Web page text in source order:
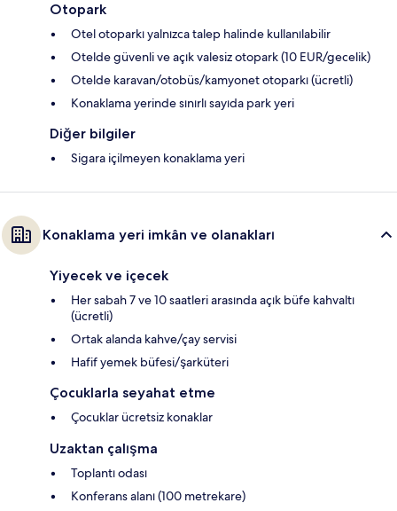
Otopark
Otel otoparkı yalnızca talep halinde kullanılabilir
Otelde güvenli ve açık valesiz otopark (10 EUR/gecelik)
Otelde karavan/otobüs/kamyonet otoparkı (ücretli)
Konaklama yerinde sınırlı sayıda park yeri
Diğer bilgiler
Sigara içilmeyen konaklama yeri
Konaklama yeri imkân ve olanakları
Yiyecek ve içecek
Her sabah 7 ve 10 saatleri arasında açık büfe kahvaltı
(ücretli)
Ortak alanda kahve/çay servisi
Hafif yemek büfesi/şarküteri
Çocuklarla seyahat etme
Çocuklar ücretsiz konaklar
Uzaktan çalışma
Toplantı odası
Konferans alanı (100 metrekare)